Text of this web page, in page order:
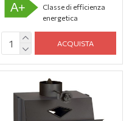
A+
Classe di efficienza
energetica
ACQUISTA